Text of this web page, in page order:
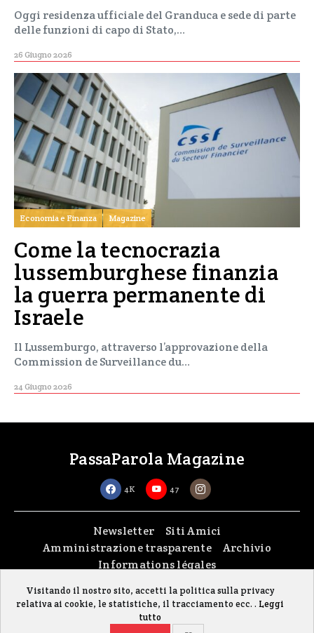
Oggi residenza ufficiale del Granduca e sede di parte
delle funzioni di capo di Stato,…
26 Giugno 2026
Economia e Finanza Magazine
Come la tecnocrazia
lussemburghese finanzia
la guerra permanente di
Israele
Il Lussemburgo, attraverso l’approvazione della
Commission de Surveillance du…
24 Giugno 2026
PassaParola Magazine
4K 47
Newsletter
Siti Amici
Amministrazione trasparente
Archivio
Informations légales
Copyright © 2026passaparola asbl| Made with passion byfontana.lu
Il sito è stato realizzato grazie al contributo della FISC (Federazione Italiana
Visitando il nostro sito, accetti la politica sulla privacy
relativa ai cookie, le statistiche, il tracciamento ecc. . Leggi
tutto